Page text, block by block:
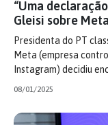
“Uma
Gleisi sobre
Presidenta do PT
Meta (empresa
Instagram) decidiu
08/01/2025